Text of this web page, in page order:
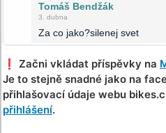
Tomáš Bendžák
3. dubna
Za co jako?silenej svet
❗️ Začni vkládat příspěvky na
Je to stejně snadné jako na
přihlašovací údaje webu
přihlášení.